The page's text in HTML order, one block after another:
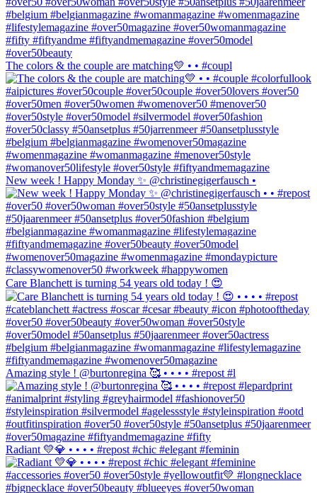
The colors & the couple are matching💛 • • #coupl
New week ! Happy Monday ✨ @christinegigerfausch •
Care Blanchett is turning 54 years old today ! 😍
Amazing style ! @burtonregina 🥰 • • • • #repost #l
Radiant 💛💎 • • • • #repost #chic #elegant #feminin